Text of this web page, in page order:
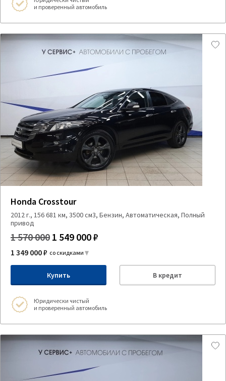
и проверенный автомобиль
Honda Crosstour
2012 г., 156 681 км, 3500 см3, Бензин, Автоматическая, Полный
привод
1 570 000 1 549 000 ₽
1 349 000 ₽ со скидками
Купить В кредит
Юридически чистый
и проверенный автомобиль